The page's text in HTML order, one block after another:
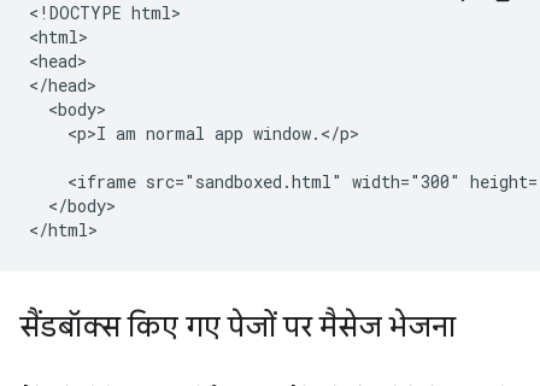
<!DOCTYPE html>
<html>
<head>
</head>
  <body>
    <p>I am normal app window.</p>
<iframe src="sandboxed.html" width="300"
  </body>
सैंडबॉक्स किए गए पेजों पर मैसेज भेजना